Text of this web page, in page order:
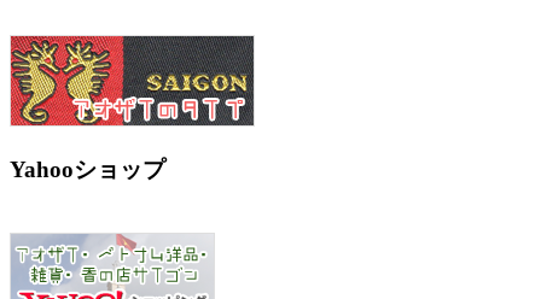
Yahooショップ